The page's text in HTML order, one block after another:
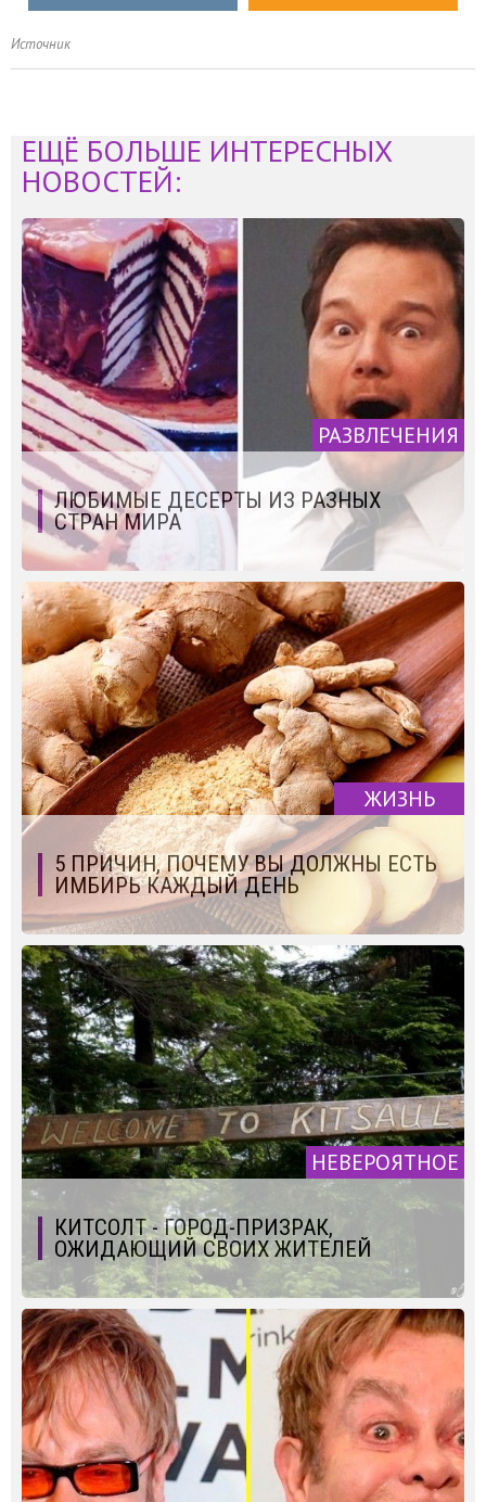
Источник
ЕЩЁ БОЛЬШЕ ИНТЕРЕСНЫХ
НОВОСТЕЙ:
РАЗВЛЕЧЕНИЯ
ЛЮБИМЫЕ ДЕСЕРТЫ ИЗ РАЗНЫХ
СТРАН МИРА
ЖИЗНЬ
5 ПРИЧИН, ПОЧЕМУ ВЫ ДОЛЖНЫ ЕСТЬ
ИМБИРЬ КАЖДЫЙ ДЕНЬ
НЕВЕРОЯТНОЕ
КИТСОЛТ - ГОРОД-ПРИЗРАК,
ОЖИДАЮЩИЙ СВОИХ ЖИТЕЛЕЙ